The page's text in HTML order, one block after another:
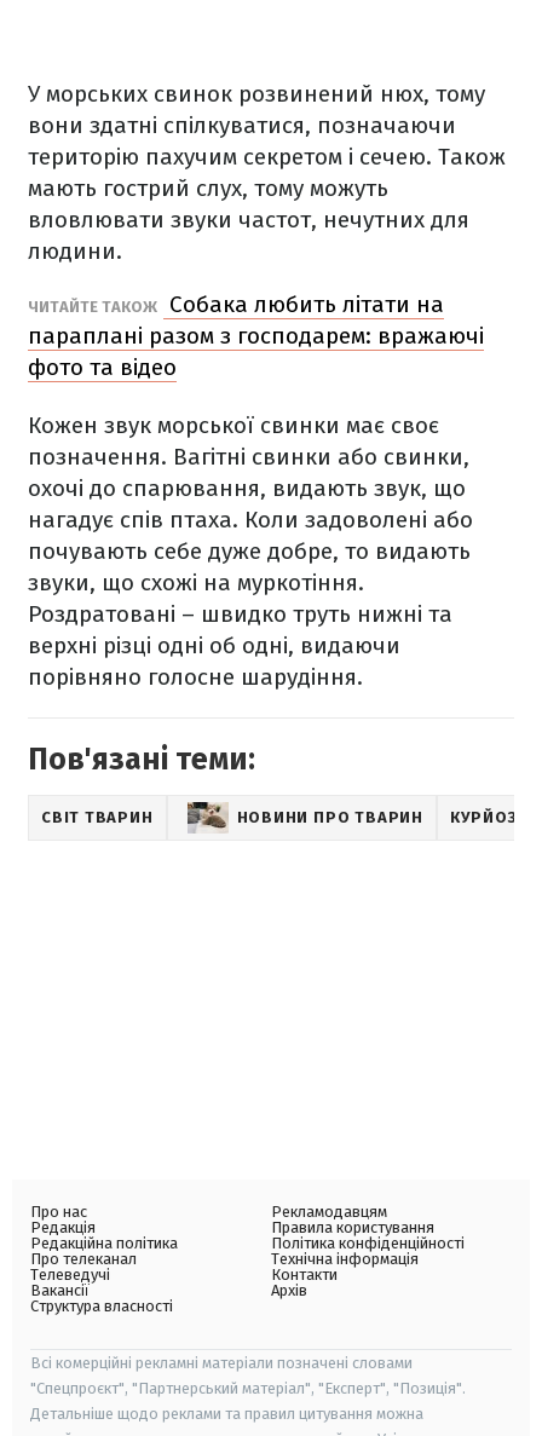
У морських свинок розвинений нюх, тому
вони здатні спілкуватися, позначаючи
територію пахучим секретом і сечею. Також
мають гострий слух, тому можуть
вловлювати звуки частот, нечутних для
людини.
ЧИТАЙТЕ ТАКОЖ
Собака любить літати на
параплані разом з господарем: вражаючі
фото та відео
Кожен звук морської свинки має своє
позначення. Вагітні свинки або свинки,
охочі до спарювання, видають звук, що
нагадує спів птаха. Коли задоволені або
почувають себе дуже добре, то видають
звуки, що схожі на муркотіння.
Роздратовані – швидко труть нижні та
верхні різці одні об одні, видаючи
порівняно голосне шарудіння.
Пов'язані теми:
СВІТ ТВАРИН НОВИНИ ПРО ТВАРИН
Про нас
Редакція
Редакційна політика
Про телеканал
Телеведучі
Вакансії
Структура власності
Рекламодавцям
Правила користування
Політика конфіденційності
Технічна інформація
Контакти
Архів
Всі комерційні рекламні матеріали позначені словами
"Спецпроєкт", "Партнерський матеріал", "Експерт", "Позиція".
Детальніше щодо реклами та правил цитування можна